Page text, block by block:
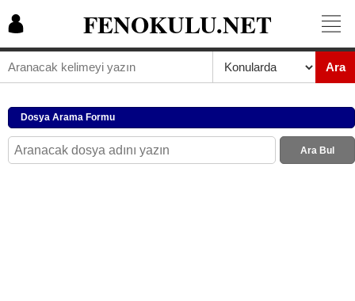
FENOKULU.NET
Ara
Dosya Arama Formu
Ara Bul